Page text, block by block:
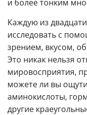
и более тонким
Каждую из
исследовать с
зрением, вкусом,
Это никак нельзя
мировосприятия,
можете ли вы
аминокислоты,
другие